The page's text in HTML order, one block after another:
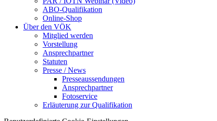
ABO-Qualifikation
Online-Shop
Über den VÖK
Mitglied werden
Vorstellung
Ansprechpartner
Statuten
Presse / News
Presseaussendungen
Ansprechpartner
Fotoservice
Erläuterung zur Qualifikation